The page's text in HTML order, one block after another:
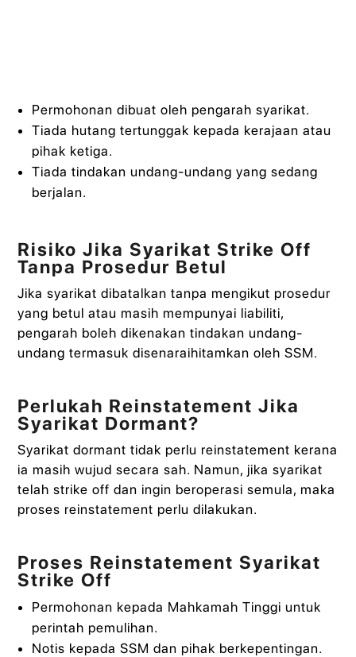
Permohonan dibuat oleh pengarah syarikat.
Tiada hutang tertunggak kepada kerajaan atau
pihak ketiga.
Tiada tindakan undang-undang yang sedang
berjalan.
Risiko Jika Syarikat Strike Off
Tanpa Prosedur Betul
Jika syarikat dibatalkan tanpa mengikut prosedur
yang betul atau masih mempunyai liabiliti,
pengarah boleh dikenakan tindakan undang-
undang termasuk disenaraihitamkan oleh SSM.
Perlukah Reinstatement Jika
Syarikat Dormant?
Syarikat dormant tidak perlu reinstatement kerana
ia masih wujud secara sah. Namun, jika syarikat
telah strike off dan ingin beroperasi semula, maka
proses reinstatement perlu dilakukan.
Proses Reinstatement Syarikat
Strike Off
Permohonan kepada Mahkamah Tinggi untuk
perintah pemulihan.
Notis kepada SSM dan pihak berkepentingan.